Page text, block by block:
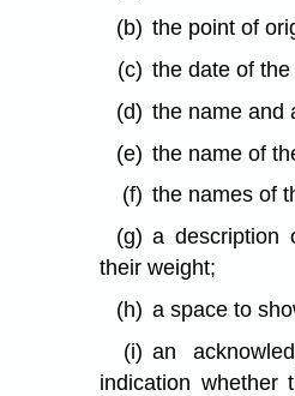
(b) the point of
(c) the date of
(d) the name and
(e) the name of
(f) the names of
(g) a description
their weight;
(h) a space to
(i) an
indication whether